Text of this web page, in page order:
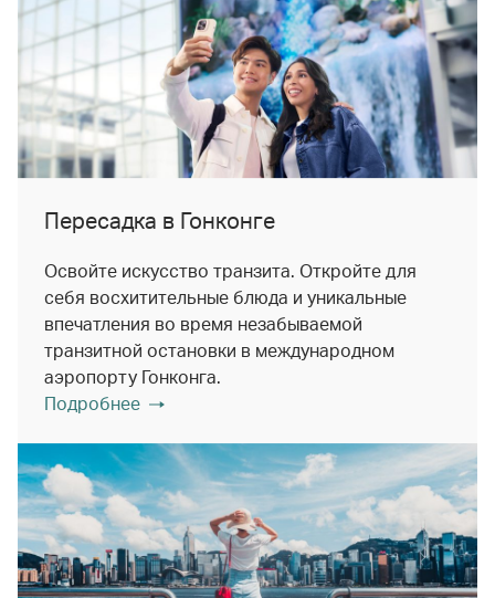
Пересадка в Гонконге
Освойте искусство транзита. Откройте для
себя восхитительные блюда и уникальные
впечатления во время незабываемой
транзитной остановки в международном
аэропорту Гонконга.
Подробнее